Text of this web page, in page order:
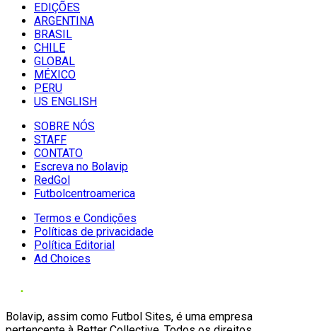
EDIÇÕES
ARGENTINA
BRASIL
CHILE
GLOBAL
MÉXICO
PERU
US ENGLISH
SOBRE NÓS
STAFF
CONTATO
Escreva no Bolavip
RedGol
Futbolcentroamerica
Termos e Condições
Políticas de privacidade
Política Editorial
Ad Choices
Bolavip, assim como Futbol Sites, é uma empresa